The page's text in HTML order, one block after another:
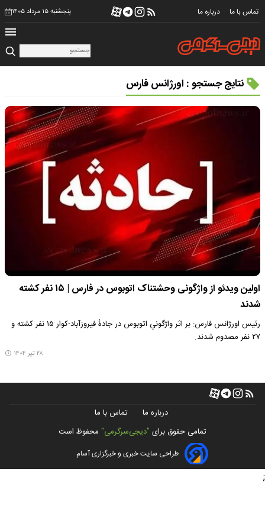
تماس با ما درباره ما پنجشنبه ۱۵ مرداد ۱۴۰۵
نتایج جستجو : اورژانس فارس
اولین ویدئو از واژگونی وحشتناک اتوبوس در فارس | ۱۵ نفر کشته
شدند
رئیس اورژانس فارس: بر اثر واژگونیِ اتوبوس در جادهٔ فیروزآباد-کوار ۱۵ نفر کشته و
۲۷ نفر مصدوم شدند.
۲۸ تیر ۱۴۰۴
درباره ما
تماس با ما
تمامی حقوق برای "دیجی‌سرگرمی" محفوظ است
طراحی سایت خبری و خبرگزاری آسام
;